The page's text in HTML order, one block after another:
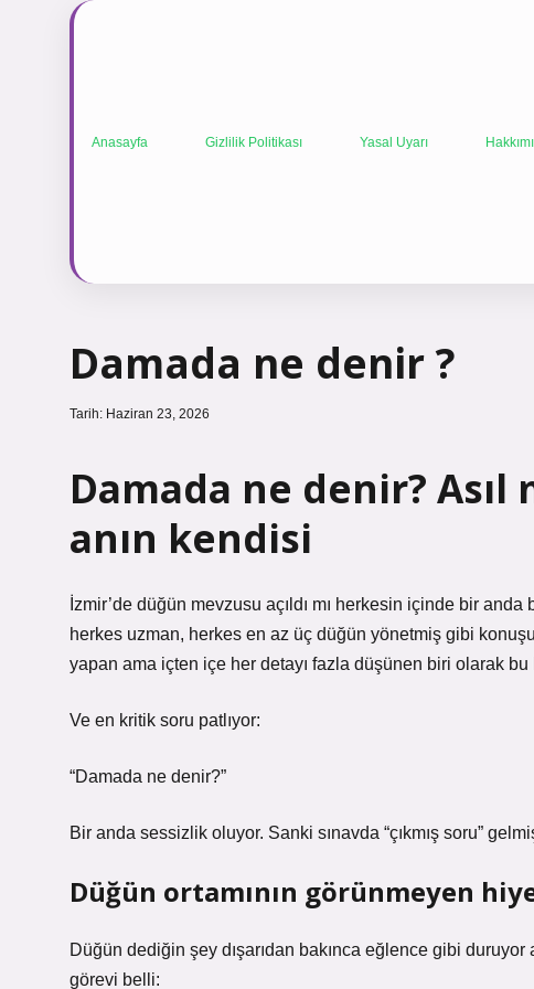
Anasayfa Gizlilik Politikası Yasal Uyarı
Damada ne denir ?
Tarih: Haziran 23, 2026
Damada ne denir?
anın kendisi
İzmir’de düğün mevzusu açıldı mı herkesin içinde bir
herkes uzman, herkes en az üç düğün yönetmiş gibi
yapan ama içten içe her detayı fazla düşünen biri olarak bu
Ve en kritik soru patlıyor:
“Damada ne denir?”
Bir anda sessizlik oluyor. Sanki sınavda “çıkmış soru”
Düğün ortamının görünmeyen
Düğün dediğin şey dışarıdan bakınca eğlence gibi
görevi belli: